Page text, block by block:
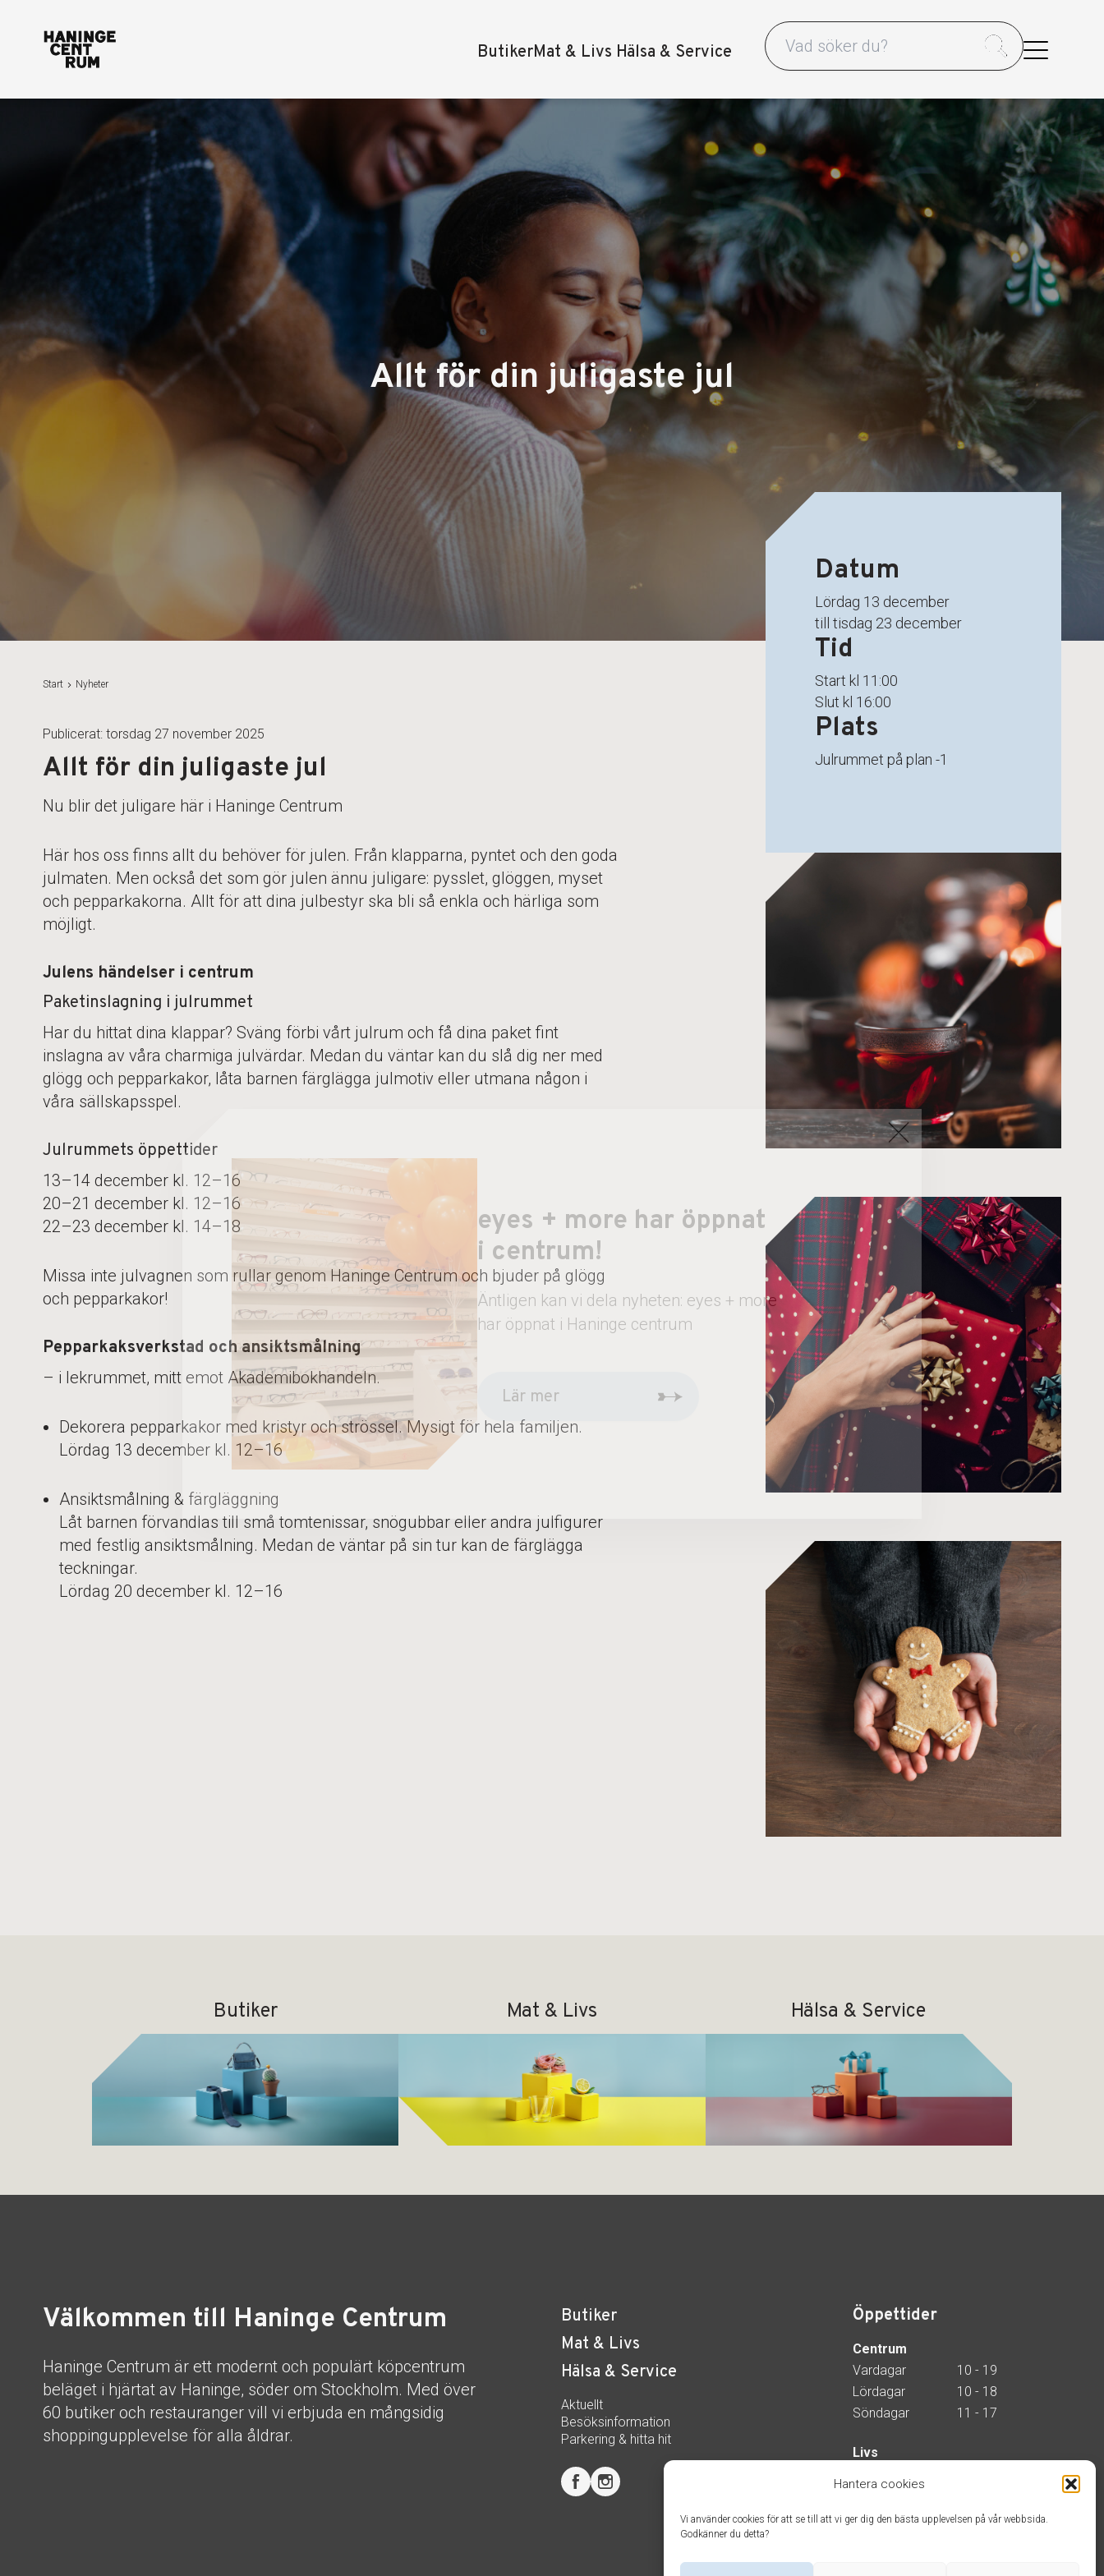
Hantera cookies
Vi använder cookies för att se till att vi ger dig den bästa upplevelsen på vår webbsida.
Godkänner du detta?
eyes + more har öppnat
i centrum!
Äntligen kan vi dela nyheten: eyes + more
har öppnat i Haninge centrum
Lär mer
ButikerMat & Livs Hälsa & Service
Search for:
Allt för din juligaste jul
Start Nyheter
Publicerat: torsdag 27 november 2025
Allt för din juligaste jul
Nu blir det juligare här i Haninge Centrum
Här hos oss finns allt du behöver för julen. Från klapparna, pyntet och den goda
julmaten. Men också det som gör julen ännu juligare: pysslet, glöggen, myset
och pepparkakorna. Allt för att dina julbestyr ska bli så enkla och härliga som
möjligt.
Julens händelser i centrum
Paketinslagning i julrummet
Har du hittat dina klappar? Sväng förbi vårt julrum och få dina paket fint
inslagna av våra charmiga julvärdar. Medan du väntar kan du slå dig ner med
glögg och pepparkakor, låta barnen färglägga julmotiv eller utmana någon i
våra sällskapsspel.
Julrummets öppettider
13–14 december kl. 12–16
20–21 december kl. 12–16
22–23 december kl. 14–18
Missa inte julvagnen som rullar genom Haninge Centrum och bjuder på glögg
och pepparkakor!
Pepparkaksverkstad och ansiktsmålning
– i lekrummet, mitt emot Akademibokhandeln.
Dekorera pepparkakor med kristyr och strössel. Mysigt för hela familjen.
Lördag 13 december kl. 12–16
Ansiktsmålning & färgläggning
Låt barnen förvandlas till små tomtenissar, snögubbar eller andra julfigurer
med festlig ansiktsmålning. Medan de väntar på sin tur kan de färglägga
teckningar.
Lördag 20 december kl. 12–16
Datum
lördag 13 december
till tisdag 23 december
Tid
Start kl 11:00
Slut kl 16:00
Plats
Julrummet på plan -1
Butiker Mat & Livs Hälsa & Service
Välkommen till Haninge Centrum
Haninge Centrum är ett modernt och populärt köpcentrum
beläget i hjärtat av Haninge, söder om Stockholm. Med över
60 butiker och restauranger vill vi erbjuda en mångsidig
shoppingupplevelse för alla åldrar.
Butiker
Mat & Livs
Hälsa & Service
Aktuellt
Besöksinformation
Parkering & hitta hit
Öppettider
Centrum
Vardagar
10 - 19
Lördagar
10 - 18
Söndagar
11 - 17
Livs